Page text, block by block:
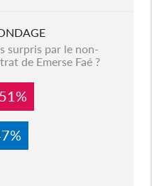
surpris par le non-
de Emerse Faé ?
51%